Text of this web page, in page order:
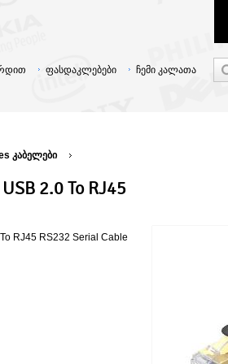
ჩემი კალათა
ფასდაკლებები
კაბელები
2.0 To RJ45
RJ45 RS232 Serial Cable